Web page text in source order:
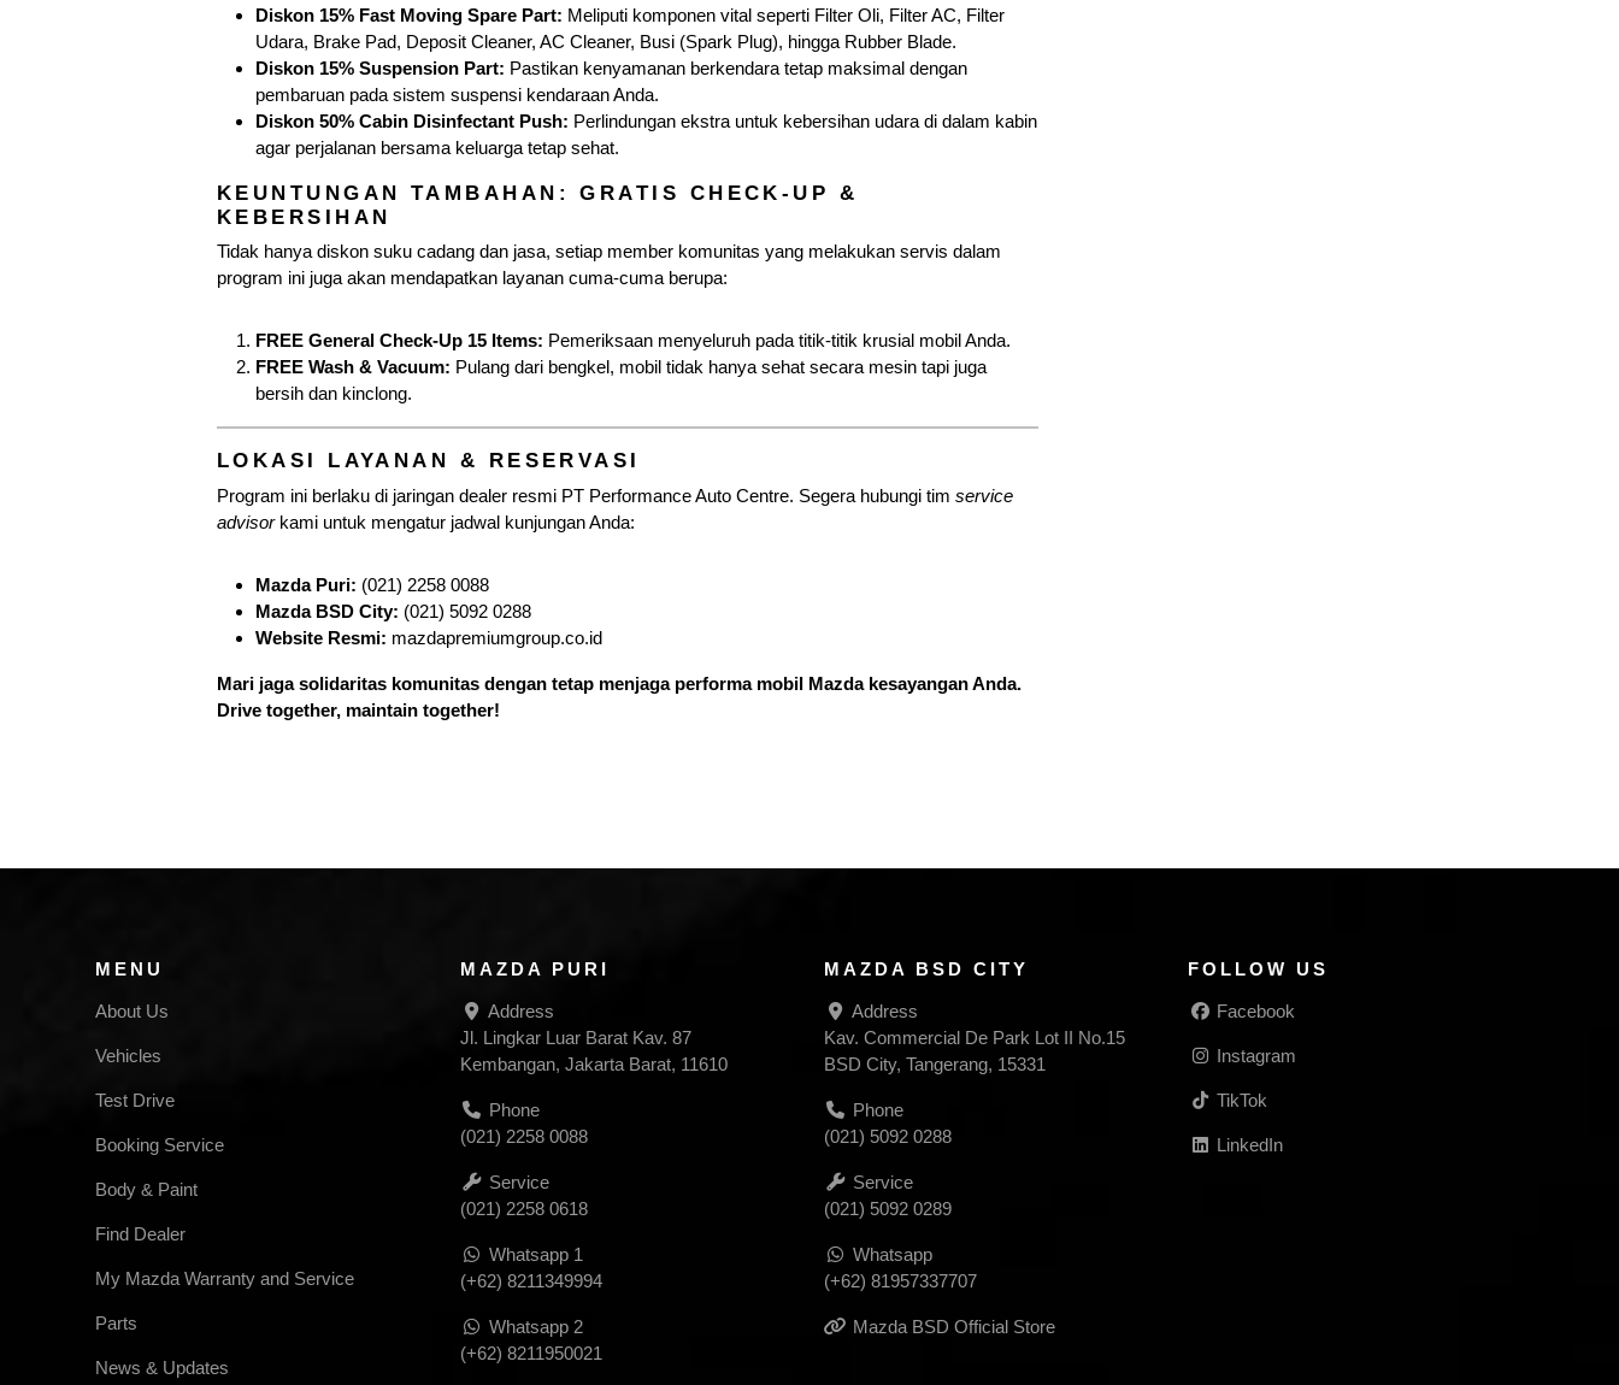
Diskon 15% Fast Moving Spare Part: Meliputi komponen vital seperti Filter Oli, Filter AC, Filter
Udara, Brake Pad, Deposit Cleaner, AC Cleaner, Busi (Spark Plug), hingga Rubber Blade.
Diskon 15% Suspension Part: Pastikan kenyamanan berkendara tetap maksimal dengan
pembaruan pada sistem suspensi kendaraan Anda.
Diskon 50% Cabin Disinfectant Push: Perlindungan ekstra untuk kebersihan udara di dalam kabin
agar perjalanan bersama keluarga tetap sehat.
KEUNTUNGAN TAMBAHAN: GRATIS CHECK-UP &
KEBERSIHAN
Tidak hanya diskon suku cadang dan jasa, setiap member komunitas yang melakukan servis dalam
program ini juga akan mendapatkan layanan cuma-cuma berupa:
FREE General Check-Up 15 Items: Pemeriksaan menyeluruh pada titik-titik krusial mobil Anda.
FREE Wash & Vacuum: Pulang dari bengkel, mobil tidak hanya sehat secara mesin tapi juga
bersih dan kinclong.
LOKASI LAYANAN & RESERVASI
Program ini berlaku di jaringan dealer resmi PT Performance Auto Centre. Segera hubungi tim service
advisorkami untuk mengatur jadwal kunjungan Anda:
Mazda Puri: (021) 2258 0088
Mazda BSD City: (021) 5092 0288
Website Resmi: mazdapremiumgroup.co.id
Mari jaga solidaritas komunitas dengan tetap menjaga performa mobil Mazda kesayangan Anda.
Drive together, maintain together!
MENU
About Us
Vehicles
Test Drive
Booking Service
Body & Paint
Find Dealer
My Mazda Warranty and Service
Parts
News & Updates
MAZDA PURI
Address
Jl. Lingkar Luar Barat Kav. 87
Kembangan, Jakarta Barat, 11610
Phone
(021) 2258 0088
Service
(021) 2258 0618
Whatsapp 1
(+62) 8211349994
Whatsapp 2
(+62) 8211950021
MAZDA BSD CITY
Address
Kav. Commercial De Park Lot II No.15
BSD City, Tangerang, 15331
Phone
(021) 5092 0288
Service
(021) 5092 0289
Whatsapp
(+62) 81957337707
Mazda BSD Official Store
FOLLOW US
Facebook
Instagram
TikTok
LinkedIn